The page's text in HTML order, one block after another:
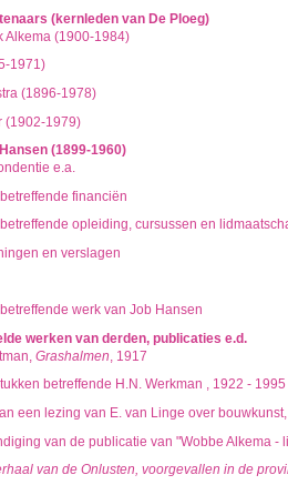
(kernleden van De Ploeg)
Alkema (1900-1984)
1971)
(1896-1978)
(1902-1979)
(1899-1960)
e.a.
financiën
opleiding, cursussen en
en verslagen
werk van Job Hansen
werken van derden, publicaties e.d.
Grashalmen, 1917
betreffende H.N. Werkman , 1922 - 1995
een lezing van E. van Linge over
van de publicatie van "Wobbe Alkema -
van de Onlusten, voorgevallen in de